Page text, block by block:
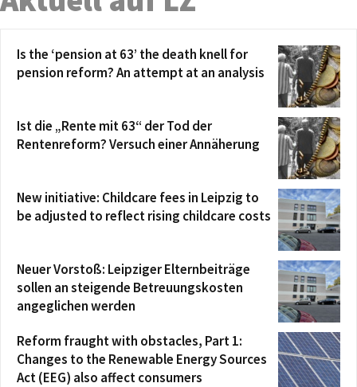
Is the ‘pension at 63’ the death knell for
pension reform? An attempt at an analysis
Ist die „Rente mit 63“ der Tod der
Rentenreform? Versuch einer Annäherung
New initiative: Childcare fees in Leipzig to
be adjusted to reflect rising childcare costs
Neuer Vorstoß: Leipziger Elternbeiträge
sollen an steigende Betreuungskosten
angeglichen werden
Reform fraught with obstacles, Part 1:
Changes to the Renewable Energy Sources
Act (EEG) also affect consumers